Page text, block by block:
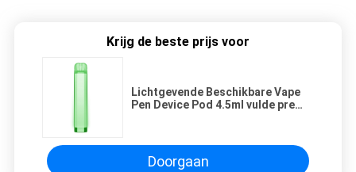
Krijg de beste prijs voor
Lichtgevende Beschikbare Vape
Pen Device Pod 4.5ml vulde pre
Doorgaan